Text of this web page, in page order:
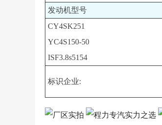
发动机型号
CY4SK251
YC4S150-50
ISF3.8s5154
标识企业: